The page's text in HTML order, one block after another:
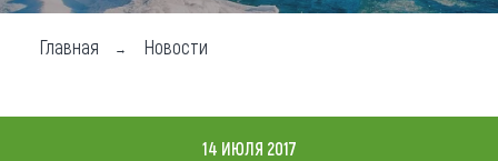
Чем заняться
Главная Новости
14 ИЮЛЯ 2017